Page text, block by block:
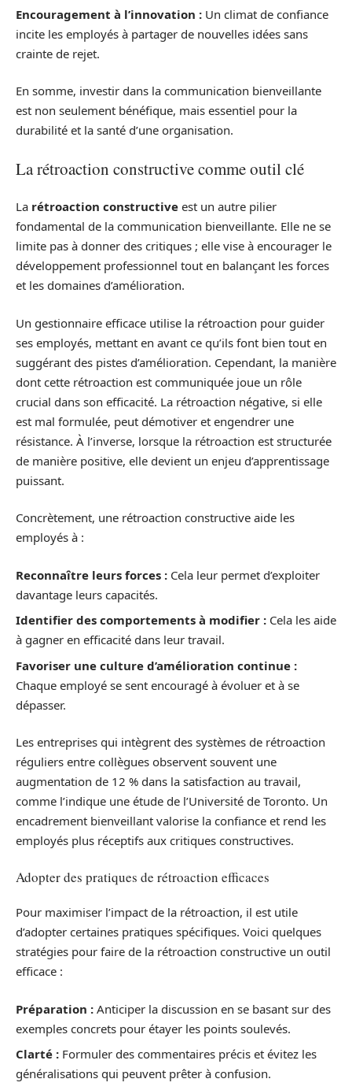
Encouragement à l’innovation : Un climat de confiance
incite les employés à partager de nouvelles idées sans
crainte de rejet.
En somme, investir dans la communication bienveillante
est non seulement bénéfique, mais essentiel pour la
durabilité et la santé d’une organisation.
La rétroaction constructive comme outil clé
La rétroaction constructive est un autre pilier
fondamental de la communication bienveillante. Elle ne se
limite pas à donner des critiques ; elle vise à encourager le
développement professionnel tout en balançant les forces
et les domaines d’amélioration.
Un gestionnaire efficace utilise la rétroaction pour guider
ses employés, mettant en avant ce qu’ils font bien tout en
suggérant des pistes d’amélioration. Cependant, la manière
dont cette rétroaction est communiquée joue un rôle
crucial dans son efficacité. La rétroaction négative, si elle
est mal formulée, peut démotiver et engendrer une
résistance. À l’inverse, lorsque la rétroaction est structurée
de manière positive, elle devient un enjeu d’apprentissage
puissant.
Concrètement, une rétroaction constructive aide les
employés à :
Reconnaître leurs forces : Cela leur permet d’exploiter
davantage leurs capacités.
Identifier des comportements à modifier : Cela les aide
à gagner en efficacité dans leur travail.
Favoriser une culture d’amélioration continue :
Chaque employé se sent encouragé à évoluer et à se
dépasser.
Les entreprises qui intègrent des systèmes de rétroaction
réguliers entre collègues observent souvent une
augmentation de 12 % dans la satisfaction au travail,
comme l’indique une étude de l’Université de Toronto. Un
encadrement bienveillant valorise la confiance et rend les
employés plus réceptifs aux critiques constructives.
Adopter des pratiques de rétroaction efficaces
Pour maximiser l’impact de la rétroaction, il est utile
d’adopter certaines pratiques spécifiques. Voici quelques
stratégies pour faire de la rétroaction constructive un outil
efficace :
Préparation : Anticiper la discussion en se basant sur des
exemples concrets pour étayer les points soulevés.
Clarté : Formuler des commentaires précis et évitez les
généralisations qui peuvent prêter à confusion.